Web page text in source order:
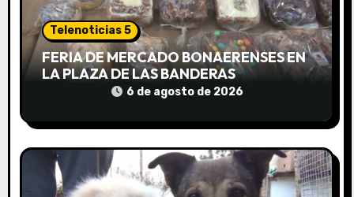
a
d
a
Telenoticias 5
FERIA DE MERCADO BONAERENSES EN
LA PLAZA DE LAS BANDERAS
6 de agosto de 2026